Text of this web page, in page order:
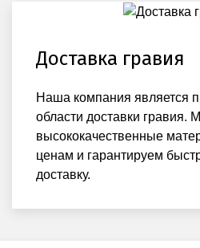
Доставка гравия
Наша компания является
области доставки гравия.
высококачественные
ценам и гарантируем
доставку.